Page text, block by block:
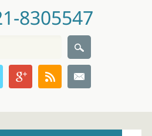
8305547